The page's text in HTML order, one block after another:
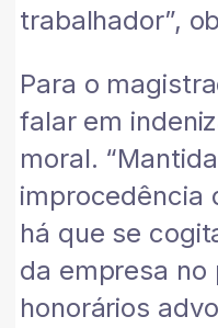
trabalhador”,
Para o
falar em
moral.
improcedência
há que se
da empresa no
honorários